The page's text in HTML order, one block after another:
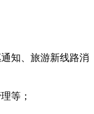
知、旅游新线路消
等；